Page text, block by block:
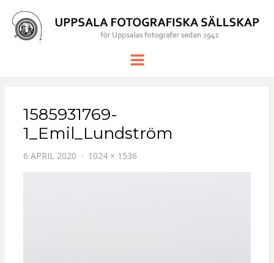
UPPSALA
Meny
1585931769-
1_Emil_Lundström
6 APRIL 2020 1024 × 1536